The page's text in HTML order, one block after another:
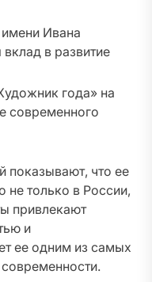
Ивана
в развитие
года» на
современного
показывают, что ее
не только в России,
привлекают
и
ее одним из самых